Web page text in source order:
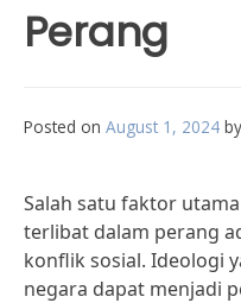
Perang
Posted on August 1, 2024 by
Salah satu faktor
terlibat dalam perang
konflik sosial. Ideologi
negara dapat menjadi